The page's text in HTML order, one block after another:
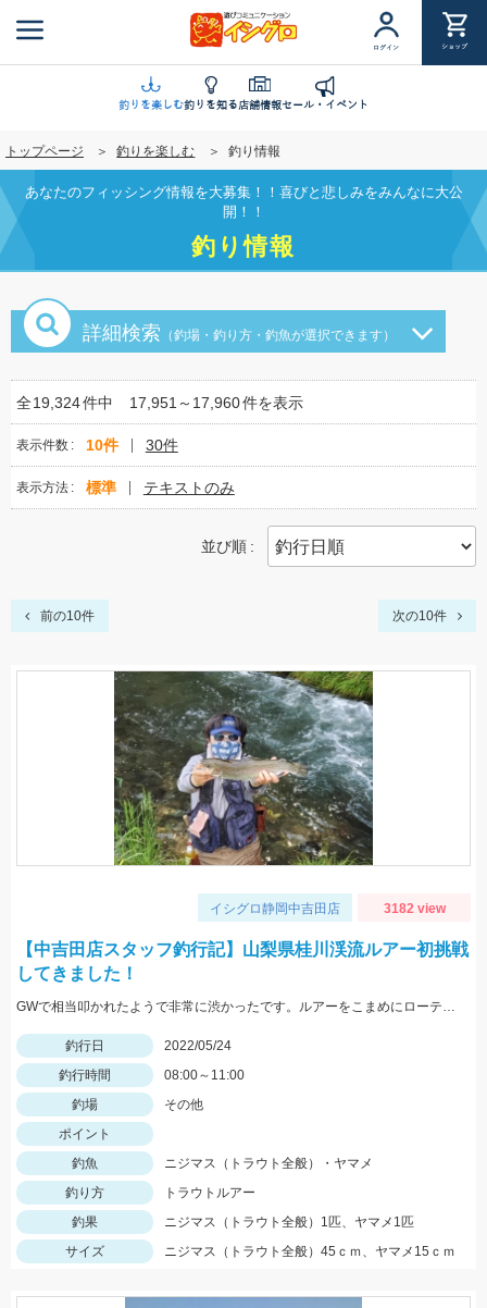
ン
に
移
動
ログイン ショップ
釣りを楽しむ釣りを知る店舗情報セール・イベント
トップページ 釣りを楽しむ 釣り情報
あなたのフィッシング情報を大募集！！喜びと悲しみをみんなに大公
開！！
釣り情報
詳細検索 （釣場・釣り方・釣魚が選択できます）
全19,324件中 17,951～17,960件を表示
表示件数 10件 30件
表示方法 標準 テキストのみ
並び順
前の10件 次の10件
イシグロ静岡中吉田店 3182 view
【中吉田店スタッフ釣行記】山梨県桂川渓流ルアー初挑戦
してきました！
GWで相当叩かれたようで非常に渋かったです。ルアーをこまめにローテーションして何とかニジマスに出会えました。
釣行日
2022/05/24
釣行時間
08:00～11:00
釣場
その他
ポイント
釣魚
ニジマス（トラウト全般）・ヤマメ
釣り方
トラウトルアー
釣果
ニジマス（トラウト全般）1匹、ヤマメ1匹
サイズ
ニジマス（トラウト全般）45ｃｍ、ヤマメ15ｃｍ